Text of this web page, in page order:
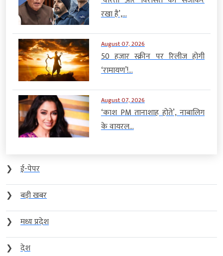
रखा है’,...
August 07, 2026
50 हजार स्क्रीन पर रिलीज होगी
‘रामायण’!...
August 07, 2026
‘काश PM तानाशाह होते’, नाबालिग
के वायरल...
❯
ई-पेपर
❯
बड़ी खबर
❯
मध्य प्रदेश
❯
देश